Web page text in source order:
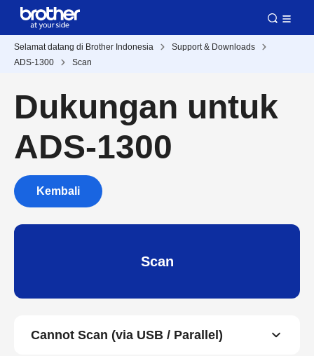
Selamat datang di Brother Indonesia
Support & Downloads
ADS-1300
Scan
Dukungan untuk
ADS-1300
Kembali
Scan
Cannot Scan (via USB / Parallel)